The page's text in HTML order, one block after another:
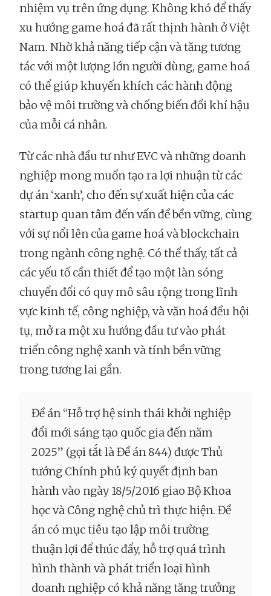
nhiệm vụ trên ứng dụng. Không khó để thấy
xu hướng game hoá đã rất thịnh hành ở Việt
Nam. Nhờ khả năng tiếp cận và tăng tương
tác với một lượng lớn người dùng, game hoá
có thể giúp khuyến khích các hành động
bảo vệ môi trường và chống biến đổi khí hậu
của mỗi cá nhân.
Từ các nhà đầu tư như EVC và những doanh
nghiệp mong muốn tạo ra lợi nhuận từ các
dự án ‘xanh’, cho đến sự xuất hiện của các
startup quan tâm đến vấn đề bền vững, cùng
với sự nổi lên của game hoá và blockchain
trong ngành công nghệ. Có thể thấy, tất cả
các yếu tố cần thiết để tạo một làn sóng
chuyển đổi có quy mô sâu rộng trong lĩnh
vực kinh tế, công nghiệp, và văn hoá đều hội
tụ, mở ra một xu hướng đầu tư vào phát
triển công nghệ xanh và tính bền vững
trong tương lai gần.
Đề án “Hỗ trợ hệ sinh thái khởi nghiệp
đổi mới sáng tạo quốc gia đến năm
2025” (gọi tắt là Đề án 844) được Thủ
tướng Chính phủ ký quyết định ban
hành vào ngày 18/5/2016 giao Bộ Khoa
học và Công nghệ chủ trì thực hiện. Đề
án có mục tiêu tạo lập môi trường
thuận lợi để thúc đẩy, hỗ trợ quá trình
hình thành và phát triển loại hình
doanh nghiệp có khả năng tăng trưởng